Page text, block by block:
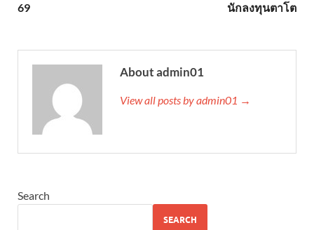
69
นักลงทุนตาโต
About admin01
View all posts by admin01 →
Search
SEARCH